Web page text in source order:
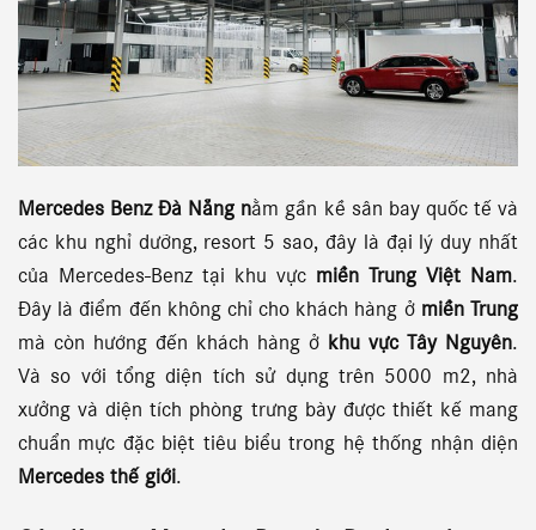
Mercedes Benz Đà Nẵng nằm gần kề sân bay quốc tế và
các khu nghỉ dưỡng, resort 5 sao, đây là đại lý duy nhất
của Mercedes-Benz tại khu vực miền Trung Việt Nam.
Đây là điểm đến không chỉ cho khách hàng ở miền Trung
mà còn hướng đến khách hàng ở khu vực Tây Nguyên.
Và so với tổng diện tích sử dụng trên 5000 m2, nhà
xưởng và diện tích phòng trưng bày được thiết kế mang
chuẩn mực đặc biệt tiêu biểu trong hệ thống nhận diện
Mercedes thế giới.